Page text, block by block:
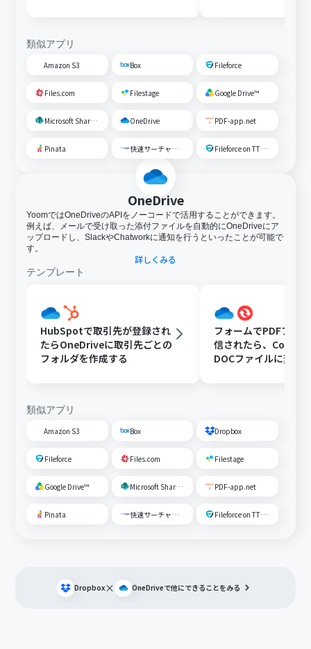
類似アプリ
Amazon S3 Box Fileforce
Files.com Filestage Google Drive™
Microsoft SharePoint OneDrive PDF-app.net
Pinata 快速サーチャーGX Fileforce on TTS Cloud
OneDrive
YoomではOneDriveのAPIをノーコードで活用することができます。
例えば、メールで受け取った添付ファイルを自動的にOneDriveにア
ップロードし、SlackやChatworkに通知を行うといったことが可能で
す。
詳しくみる
テンプレート
HubSpotで取引先が登録され
たらOneDriveに取引先ごとの
フォルダを作成する
フォームでPDFファ
信されたら、
DOCファイルに変換
類似アプリ
Amazon S3 Box Dropbox
Fileforce Files.com Filestage
Google Drive™ Microsoft SharePoint PDF-app.net
Pinata 快速サーチャーGX Fileforce on TTS Cloud
Dropbox× OneDriveで他にできることをみる